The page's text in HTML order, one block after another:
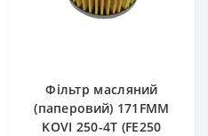
Фільтр масляний
(паперовий) 171FMM
KOVI 250-4T (FE250